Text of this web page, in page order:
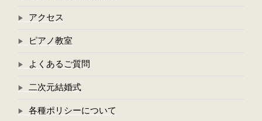
アクセス
ピアノ教室
よくあるご質問
二次元結婚式
各種ポリシーについて